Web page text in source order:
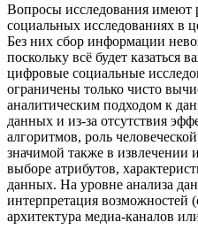
Вопросы исследования имеют
социальных исследованиях в
Без них сбор информации
поскольку всё будет казаться
цифровые социальные
ограничены только чисто
аналитическим подходом к
данных и из-за отсутствия
алгоритмов, роль
значимой также в
выборе атрибутов,
данных. На уровне анализа
интерпретация возможностей
архитектура медиа-каналов